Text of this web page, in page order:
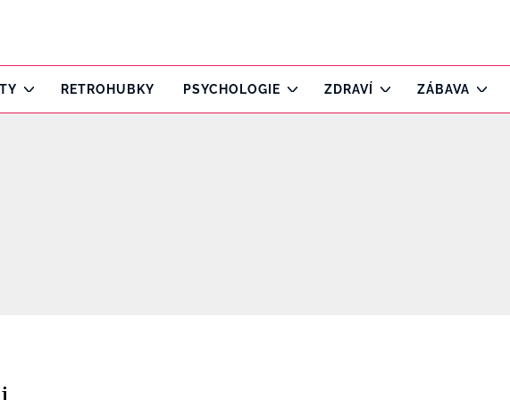
RETROHUBKY PSYCHOLOGIE ZDRAVÍ ZÁBAVA